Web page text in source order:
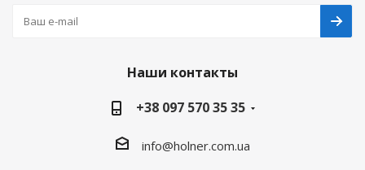
Наши контакты
+38 097 570 35 35
info@holner.com.ua